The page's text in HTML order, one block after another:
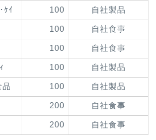
ｹｲ 100 自社製品
100 自社食事
100 自社食事
100 自社製品
品 100 自社製品
200 自社食事
200 自社食事